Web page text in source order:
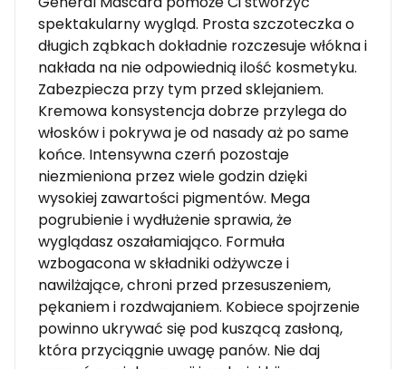
spektakularny wygląd. Prosta szczoteczka o
długich ząbkach dokładnie rozczesuje włókna i
nakłada na nie odpowiednią ilość kosmetyku.
Zabezpiecza przy tym przed sklejaniem.
Kremowa konsystencja dobrze przylega do
włosków i pokrywa je od nasady aż po same
końce. Intensywna czerń pozostaje
niezmieniona przez wiele godzin dzięki
wysokiej zawartości pigmentów. Mega
pogrubienie i wydłużenie sprawia, że
wyglądasz oszałamiająco. Formuła
wzbogacona w składniki odżywcze i
nawilżające, chroni przed przesuszeniem,
pękaniem i rozdwajaniem. Kobiece spojrzenie
powinno ukrywać się pod kuszącą zasłoną,
która przyciągnie uwagę panów. Nie daj